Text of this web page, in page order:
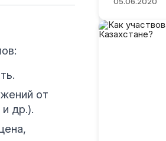
от
др.).